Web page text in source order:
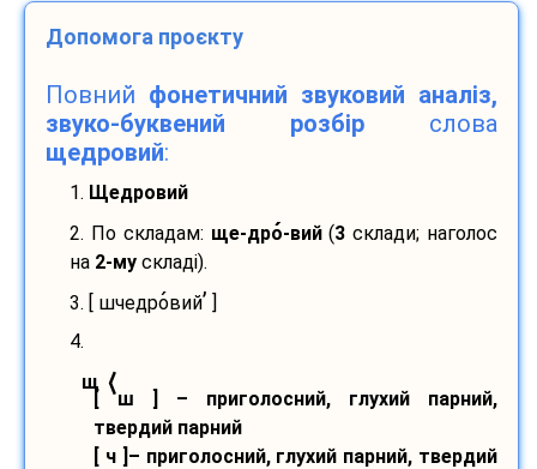
Допомога проєкту
Повний фонетичний звуковий аналіз,
звуко-буквений розбір слова
щедровий:
1. Щедровий
2. По складам: ще-дро-вий(3 склади; наголос
на 2-му складі).
3. [ шчедровий’
4.
щ ⟨
[ ш ] – приголосний, глухий парний,
твердий парний
[ ч ]– приголосний, глухий парний, твердий